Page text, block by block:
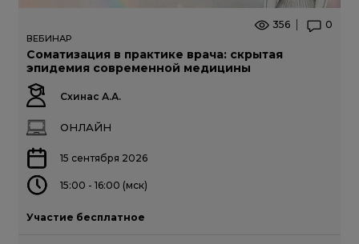
356 0
ВЕБИНАР
Соматизация в практике врача: скрытая
эпидемия современной медицины
Схинас А.А.
ОНЛАЙН
15 сентября 2026
15:00 - 16:00 (мск)
Участие бесплатное